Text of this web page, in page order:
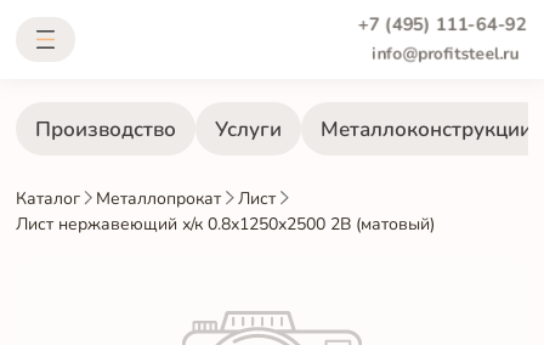
+7 (495) 111-64-92
info@profitsteel.ru
Производство Услуги Металлоконструкции
Каталог Металлопрокат
Лист
Лист нержавеющий х/к 0.8х1250х2500 2B (матовый)